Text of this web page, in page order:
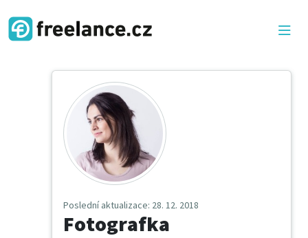
Poslední aktualizace: 28. 12. 2018
Fotografka